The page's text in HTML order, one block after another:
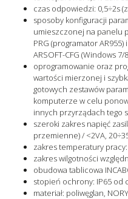
czas odpowiedzi: 0,5÷2s
sposoby konfiguracji
umieszczonej na panelu
PRG (programator
ARSOFT-CFG (Windows 7/
oprogramowanie oraz
wartości mierzonej i
gotowych zestawów
komputerze w celu
innych przyrządach tego
szeroki zakres napięć
przemienne) / <2VA,
zakres temperatury pracy:
zakres wilgotności
obudowa tablicowa
stopień ochrony: IP65 od
materiał: poliwęglan,